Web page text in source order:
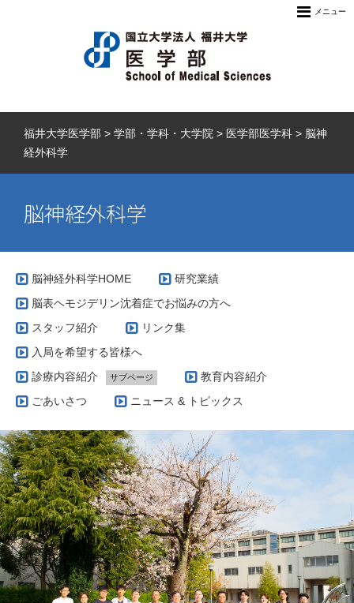
メニュー
福井大学医学部 > 学部・学科・大学院 > 医学部医学科 > 脳神
経外科学
脳神経外科学
脳神経外科学HOME
研究業績
脳表ヘモジデリン沈着症でお悩みの方へ
スタッフ紹介
リンク集
入局を希望する皆様へ
診療内容紹介
サブページ
当科で扱う疾患とその治療方針（脳腫瘍編）
当科で扱う疾患とその治療方針（脳血管障害編）
AVM専門外来
当科で扱う疾患とその治療方針（グリオーマ編）
当科で行っている手術の特徴（脳腫瘍編）
教育内容紹介
ごあいさつ
ニュース & トピックス